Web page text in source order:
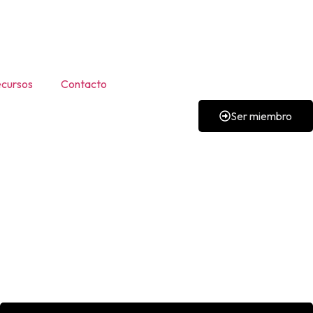
Contacto
Ser miembro